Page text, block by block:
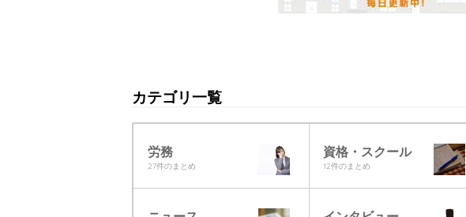
カテゴリ一覧
労務
27件のまとめ
資格・スクール
12件のまとめ